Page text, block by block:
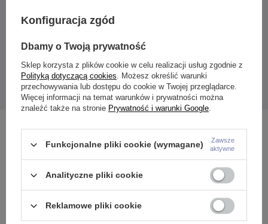
Stal chirurgiczna 316L
srebrny
Podana cena dotyczy 1 sztuki.
Rozmiar:
4 mm / 5 mm / 6 mm / 8 mm / 10 mm / 12 mm / 14 mm / 16 mm /
18 mm / 20 mm
Zobacz również
Konfiguracja zgód
Dbamy o Twoją prywatność
Sklep korzysta z plików cookie w celu realizacji usług zgodnie z
Polityką dotyczącą cookies. Możesz określić warunki
przechowywania lub dostępu do cookie w Twojej przeglądarce.
Więcej informacji na temat warunków i prywatności można
znaleźć także na stronie Prywatność i warunki Google.
Funkcjonalne pliki cookie (wymagane)
Zawsze
aktywne
Analityczne pliki cookie
Reklamowe pliki cookie